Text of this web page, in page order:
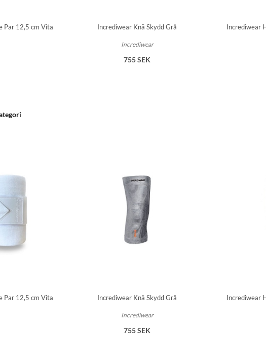
Par 12,5 cm Vita Incrediwear Knä Skydd Grå
Incrediwear
755 SEK
Incrediwear
Par 12,5 cm Vita Incrediwear Knä Skydd Grå
Incrediwear
755 SEK
Incrediwear